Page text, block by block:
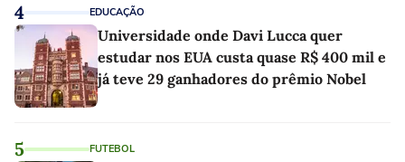
4 EDUCAÇÃO
Universidade onde Davi Lucca quer
estudar nos EUA custa quase R$ 400 mil e
já teve 29 ganhadores do prêmio Nobel
5 FUTEBOL